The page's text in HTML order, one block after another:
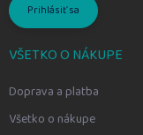
Prihlásiť sa
VŠETKO O NÁKUPE
Doprava a platba
Všetko o nákupe